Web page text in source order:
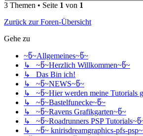
3 Themen • Seite 1 von 1
Zurück zur Foren-Übersicht
Gehe zu
~წ~Allgemeines~წ~
↳ ~წ~Herzlich Willkommen~წ~
↳ Das Bin ich!
↳ ~წ~NEWS~წ~
↳ ~წ~Hier werden meine Tutorials
↳ ~წ~Bastelfunecke~წ~
↳ ~წ~Ravens Grafikgarten~წ~
↳ ~წ~Roadrunners PSP
↳ ~წ~ knirisdreamgraphics-pfs-